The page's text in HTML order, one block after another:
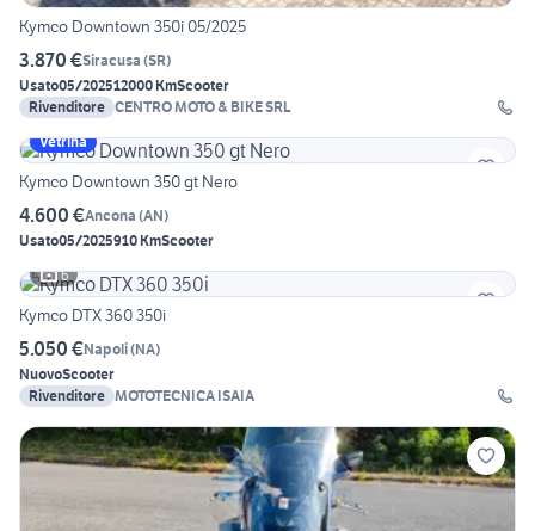
Kymco Downtown 350i 05/2025
3.870 €Siracusa (SR)
Usato05/202512000 KmScooter
Rivenditore
CENTRO MOTO & BIKE SRL
Vetrina
Kymco Downtown 350 gt Nero
4.600 €Ancona (AN)
Usato05/2025910 KmScooter
6
Kymco DTX 360 350i
5.050 €Napoli(NA)
NuovoScooter
Rivenditore MOTOTECNICA ISAIA